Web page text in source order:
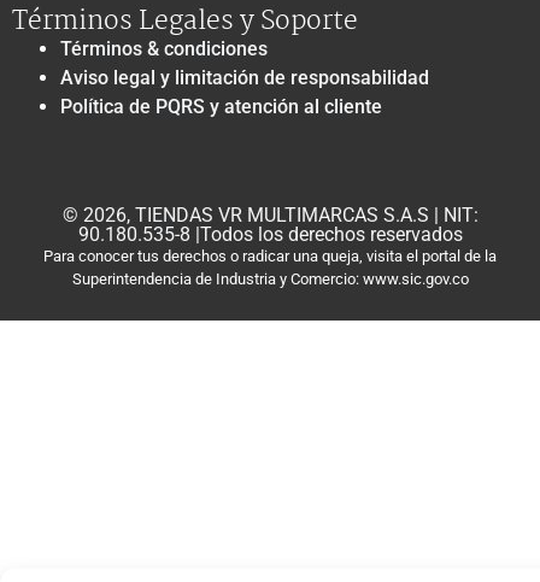
Términos Legales y Soporte
Términos & condiciones
Aviso legal y limitación de responsabilidad
Política de PQRS y atención al cliente
© 2026, TIENDAS VR MULTIMARCAS S.A.S | NIT:
90.180.535-8 |Todos los derechos reservados
Para conocer tus derechos o radicar una queja, visita el portal de la
Superintendencia de Industria y Comercio: www.sic.gov.co